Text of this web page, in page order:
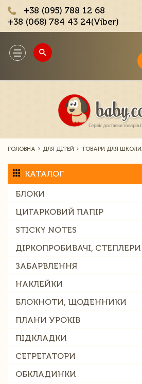
+38 (095) 788 12 68
+38 (068) 784 43 24(Viber)
Toggle
navigation
ГОЛОВНА ДЛЯ ДІТЕЙ ТОВАРИ ДЛЯ ШКОЛИ
КАТАЛОГ
БЛОКИ
ЦИГАРКОВИЙ ПАПІР
STICKY NOTES
ДІРКОПРОБИВАЧІ, СТЕПЛЕРИ
ЗАБАРВЛЕННЯ
НАКЛЕЙКИ
БЛОКНОТИ, ЩОДЕННИКИ
ПЛАНИ УРОКІВ
ПІДКЛАДКИ
СЕГРЕГАТОРИ
ОБКЛАДИНКИ